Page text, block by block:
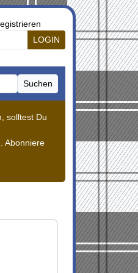
LOGIN
Suchen
solltest Du
Abonniere